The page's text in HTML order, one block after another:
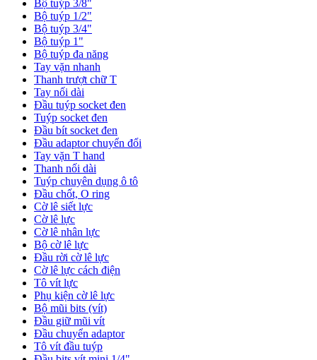
Bộ tuýp 3/8"
Bộ tuýp 1/2"
Bộ tuýp 3/4"
Bộ tuýp 1"
Bộ tuýp đa năng
Tay vặn nhanh
Thanh trượt chữ T
Tay nối dài
Đầu tuýp socket đen
Tuýp socket đen
Đầu bít socket đen
Đầu adaptor chuyển đổi
Tay vặn T hand
Thanh nối dài
Tuýp chuyên dụng ô tô
Đầu chốt, O ring
Cờ lê siết lực
Cờ lê lực
Cờ lê nhân lực
Bộ cờ lê lực
Đầu rời cờ lê lực
Cờ lê lực cách điện
Tô vít lực
Phụ kiện cờ lê lực
Bộ mũi bits (vít)
Đầu giữ mũi vít
Đầu chuyển adaptor
Tô vít đầu tuýp